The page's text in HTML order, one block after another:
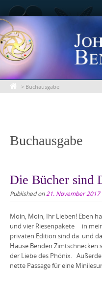
Skip
to
content
> Buchausgabe
Buchausgabe
Die Bücher sind
Published on21. November 2017
Moin, Moin, Ihr Lieben! Eben
und vier Riesenpakete in
privaten Edition sind da und
Hause Benden
der Liebe des Phönix.
nette Passage für eine